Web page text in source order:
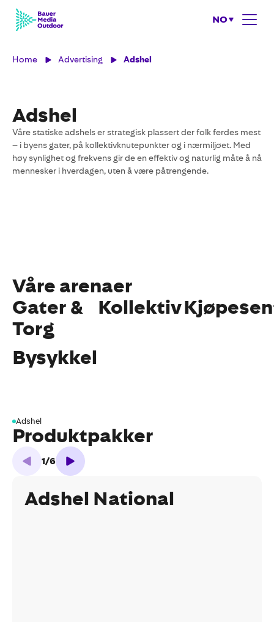
NO
Home Advertising Adshel
Adshel
Våre statiske adshels er strategisk plassert der folk ferdes mest
– i byens gater, på kollektivknutepunkter og i nærmiljøet. Med
høy synlighet og frekvens gir de en effektiv og naturlig måte å nå
mennesker i hverdagen, uten å være påtrengende.
Våre arenaer
Gater &
Torg
Kollektiv
Bysykkel
Adshel
Produktpakker
1/6
Adshel National